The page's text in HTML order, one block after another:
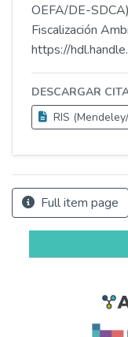
OEFA/DE-
Fiscalización
https://
DESCARGAR
RIS
Full item page